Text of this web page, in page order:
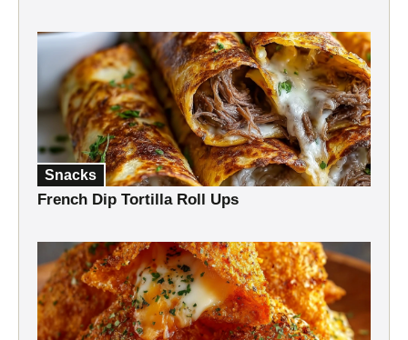
Snacks
French Dip Tortilla Roll Ups